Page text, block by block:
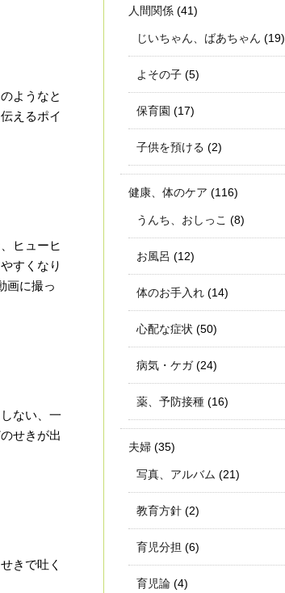
ようなと
えるポイ
ヒューヒ
すくなり
画に撮っ
ない、一
せきが出
きで吐く
人間関係 (41)
じいちゃん、ばあちゃん (19)
よその子 (5)
保育園 (17)
子供を預ける (2)
健康、体のケア (116)
うんち、おしっこ (8)
お風呂 (12)
体のお手入れ (14)
心配な症状 (50)
病気・ケガ(24)
薬、予防接種 (16)
夫婦 (35)
写真、アルバム (21)
教育方針 (2)
育児分担 (6)
育児論 (4)